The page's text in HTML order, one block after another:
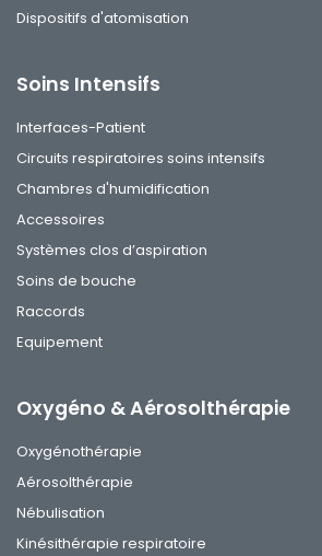
Dispositifs d'atomisation
Soins Intensifs
Interfaces-Patient
Circuits respiratoires soins intensifs
Chambres d'humidification
Accessoires
Systèmes clos d’aspiration
Soins de bouche
Raccords
Equipement
Oxygéno & Aérosolthérapie
Oxygénothérapie
Aérosolthérapie
Nébulisation
Kinésithérapie respiratoire